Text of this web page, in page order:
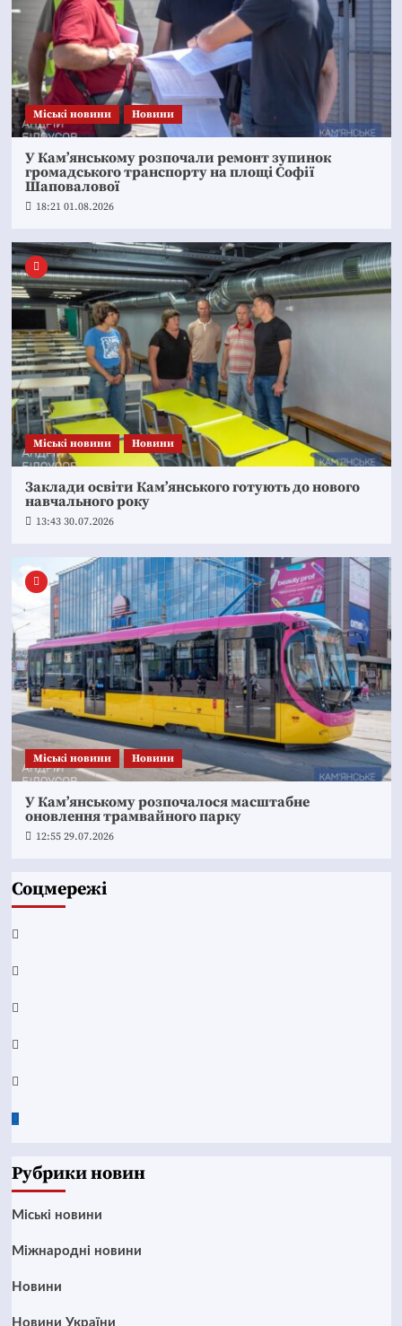
Mіські новини Новини
У Кам’янському розпочали ремонт зупинок
громадського транспорту на площі Софії
Шаповалової
18:21 01.08.2026
Mіські новини Новини
Заклади освіти Кам’янського готують до нового
навчального року
13:43 30.07.2026
Mіські новини Новини
У Кам’янському розпочалося масштабне
оновлення трамвайного парку
12:55 29.07.2026
Соцмережі
Facebook
YouTube
Telegram
Instagram
Twitter
Google
Рубрики новин
Mіські новини
Міжнародні новини
Новини
Новини України